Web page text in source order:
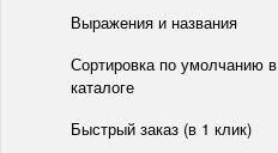
Выражения и названия
Сортировка по умолчанию в
каталоге
Быстрый заказ (в 1 клик)